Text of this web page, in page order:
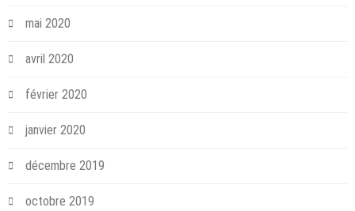
mai 2020
avril 2020
février 2020
janvier 2020
décembre 2019
octobre 2019